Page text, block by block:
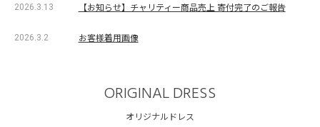
2026.3.13 【お知らせ】チャリティー商品売上 寄付完了のご報告
2026.3.2 お客様着用画像
ORIGINAL DRESS
オリジナルドレス